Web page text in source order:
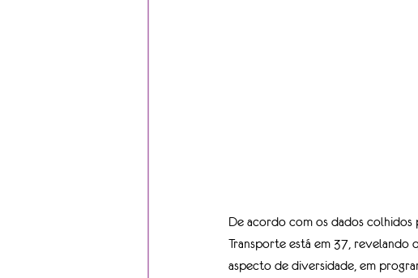
De acordo com os dados colhidos
Transporte está em 37, revelando
aspecto de diversidade, em